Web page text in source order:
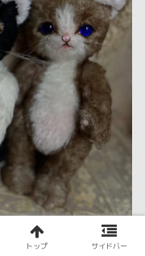
トップ サイドバー